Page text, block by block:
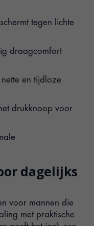
tegen lichte
draagcomfort
en tijdloze
drukknoop voor
dagelijks
voor mannen die
met praktische